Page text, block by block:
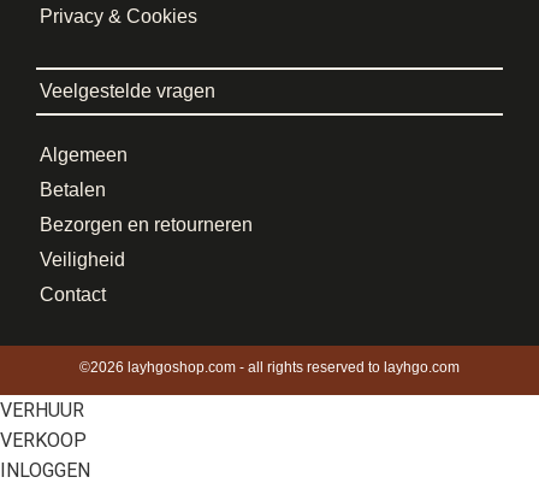
Privacy & Cookies
Veelgestelde vragen
Algemeen
Betalen
Bezorgen en retourneren
Veiligheid
Contact
©2026 layhgoshop.com - all rights reserved to layhgo.com
VERHUUR
VERKOOP
INLOGGEN